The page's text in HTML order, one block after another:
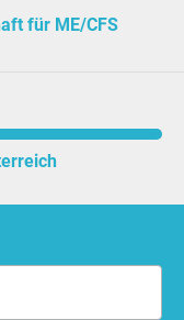
für ME/CFS